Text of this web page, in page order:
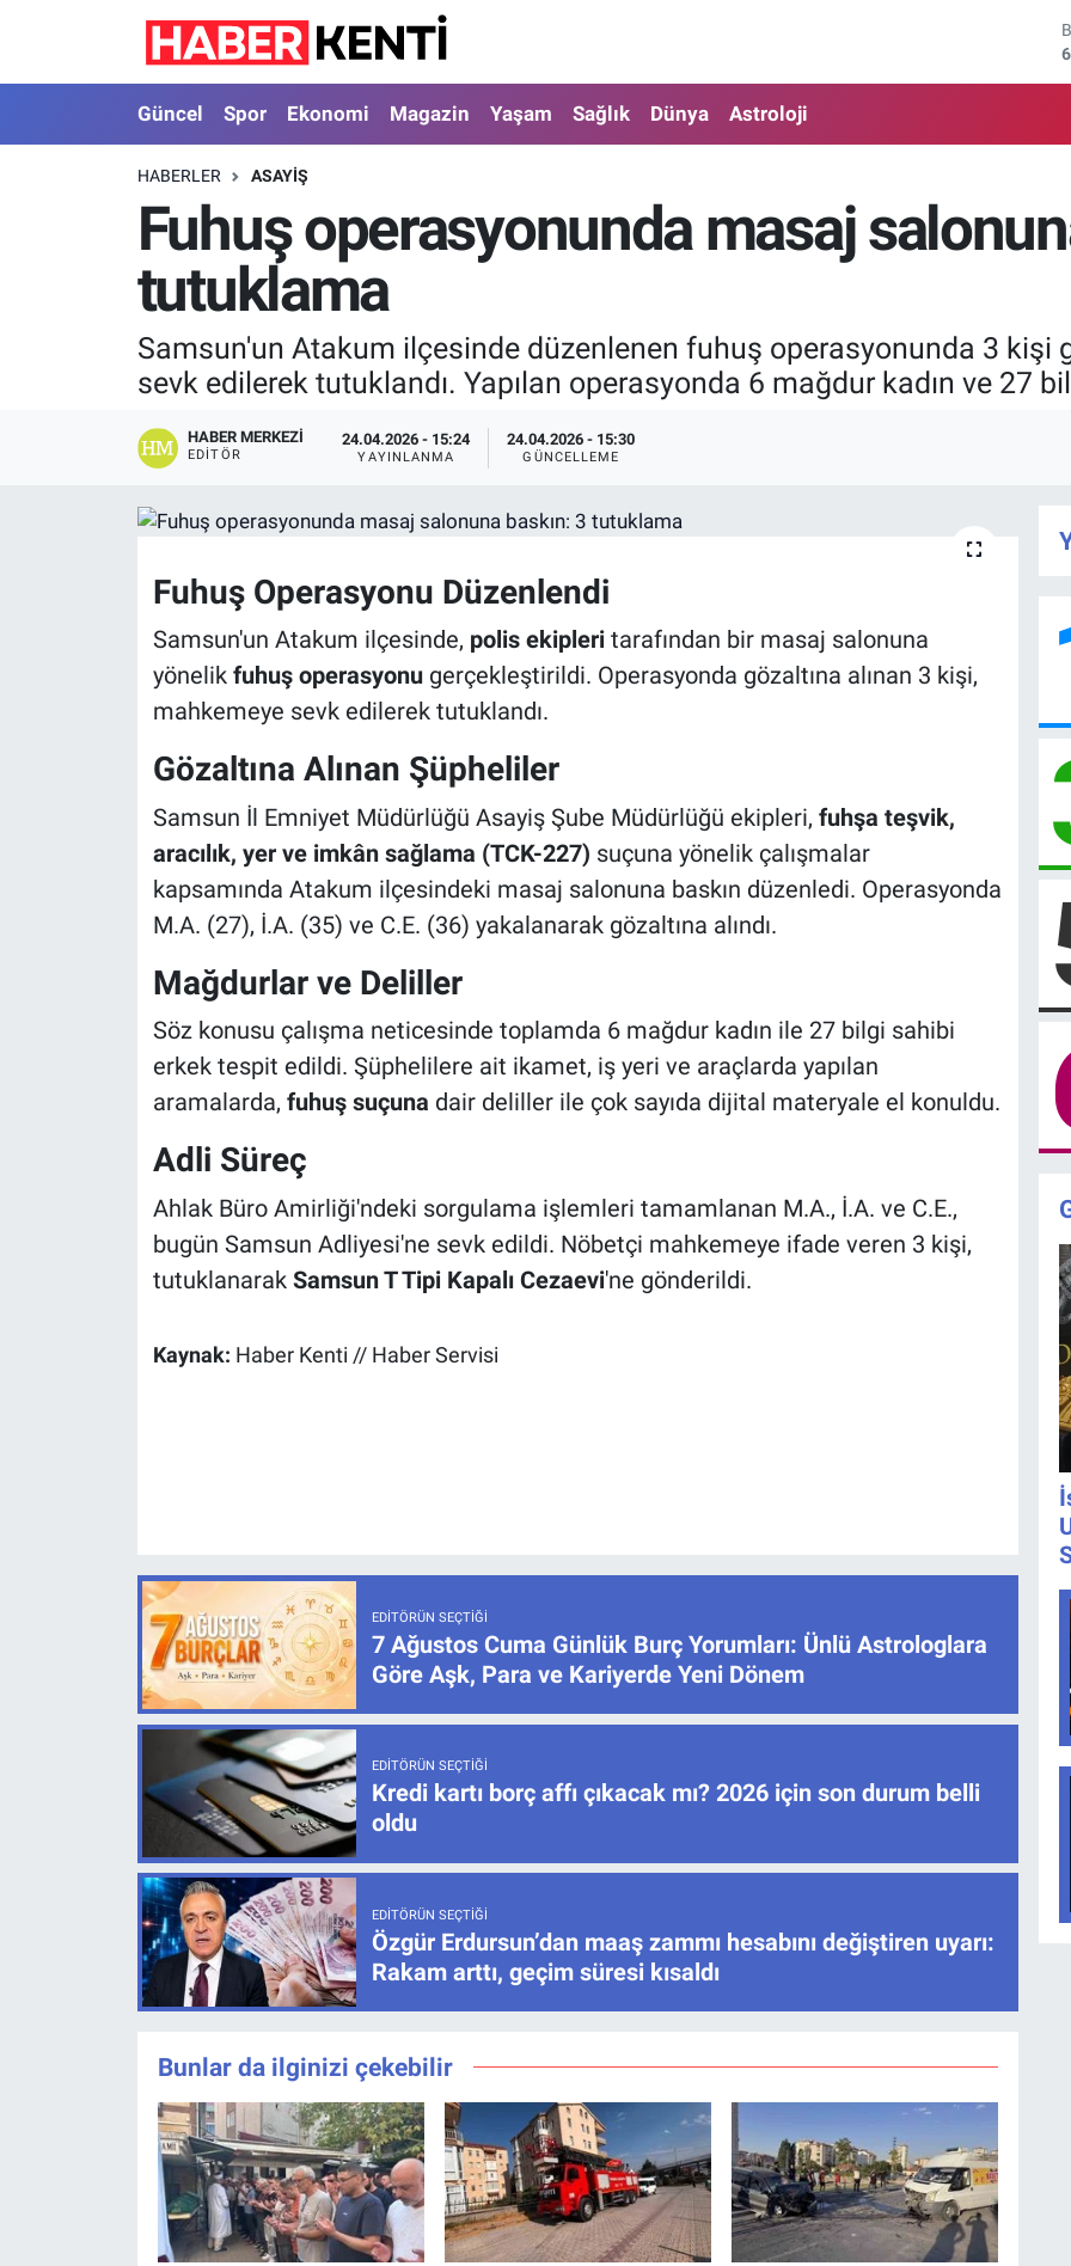
Güncel Spor Ekonomi Magazin Yaşam Sağlık Dünya Astroloji
HABERLER ASAYIŞ
Fuhuş operasyonunda masaj
tutuklama
Samsun'un Atakum ilçesinde düzenlenen fuhuş operasyonunda 3 kişi
sevk edilerek tutuklandı. Yapılan operasyonda 6 mağdur kadın ve 27
HABER MERKEZI
EDITÖR
24.04.2026 - 15:24
YAYINLANMA
24.04.2026 - 15:30
GÜNCELLEME
Fuhuş Operasyonu Düzenlendi
Samsun'un Atakum ilçesinde, polis ekipleritarafından bir masaj salonuna
yönelik fuhuş operasyonugerçekleştirildi. Operasyonda gözaltına alınan 3 kişi,
mahkemeye sevk edilerek tutuklandı.
Gözaltına Alınan Şüpheliler
Samsun İl Emniyet Müdürlüğü Asayiş Şube Müdürlüğü ekipleri, fuhşa teşvik,
aracılık, yer ve imkân sağlama (TCK-227) suçuna yönelik çalışmalar
kapsamında Atakum ilçesindeki masaj salonuna baskın düzenledi. Operasyonda
M.A. (27), İ.A. (35) ve C.E. (36) yakalanarak gözaltına alındı.
Mağdurlar ve Deliller
Söz konusu çalışma neticesinde toplamda 6 mağdur kadın ile 27 bilgi sahibi
erkek tespit edildi. Şüphelilere ait ikamet, iş yeri ve araçlarda yapılan
aramalarda, fuhuş suçuna dair deliller ile çok sayıda dijital materyale el konuldu.
Adli Süreç
Ahlak Büro Amirliği'ndeki sorgulama işlemleri tamamlanan M.A., İ.A. ve C.E.,
bugün Samsun Adliyesi'ne sevk edildi. Nöbetçi mahkemeye ifade veren 3 kişi,
tutuklanarak Samsun T Tipi Kapalı Cezaevi'ne gönderildi.
Kaynak: Haber Kenti // Haber Servisi
EDITÖRÜN SEÇTIĞI
7 Ağustos Cuma Günlük Burç Yorumları: Ünlü Astrologlara
Göre Aşk, Para ve Kariyerde Yeni Dönem
EDITÖRÜN SEÇTIĞI
Kredi kartı borç affı çıkacak mı? 2026 için son durum belli
oldu
EDITÖRÜN SEÇTIĞI
Özgür Erdursun’dan maaş zammı hesabını değiştiren uyarı:
Rakam arttı, geçim süresi kısaldı
Bunlar da ilginizi çekebilir
Güncel
Spor
Ekonomi
Magazin
Astroloji
Nöbetçi Eczaneler
Hava Durumu
İstanbul Namaz Vakitleri
Trafik Durumu
Süper Lig Puan Durumu ve Fikstür
Tüm Manşetler
Son Dakika Haberleri
Haber Arşivi